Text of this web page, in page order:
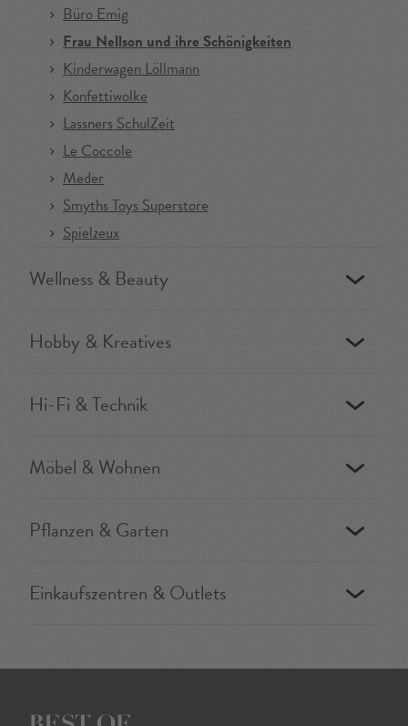
Büro Emig
Frau Nellson und ihre Schönigkeiten
Kinderwagen Löllmann
Konfettiwolke
Lassners SchulZeit
Le Coccole
Meder
Smyths Toys Superstore
Spielzeux
Wellness & Beauty
Hobby & Kreatives
Hi-Fi & Technik
Möbel & Wohnen
Pflanzen & Garten
Einkaufszentren & Outlets